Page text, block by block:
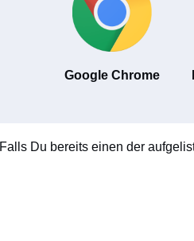
Google Chrome
Falls Du bereits einen der